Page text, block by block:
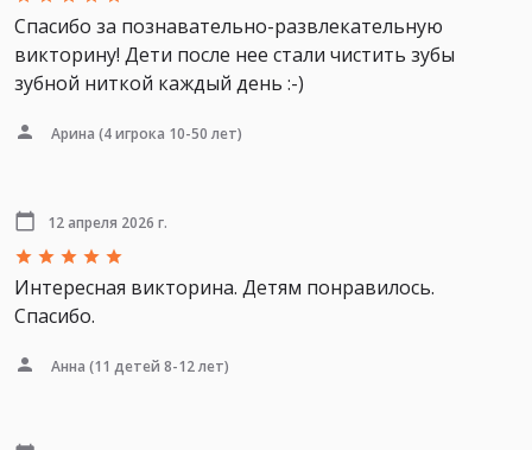
Спасибо за познавательно-развлекательную
викторину! Дети после нее стали чистить зубы
зубной ниткой каждый день :-)
Арина (4 игрока 10-50 лет)
12 апреля 2026 г.
Интересная викторина. Детям понравилось.
Спасибо.
Анна (11 детей 8-12 лет)